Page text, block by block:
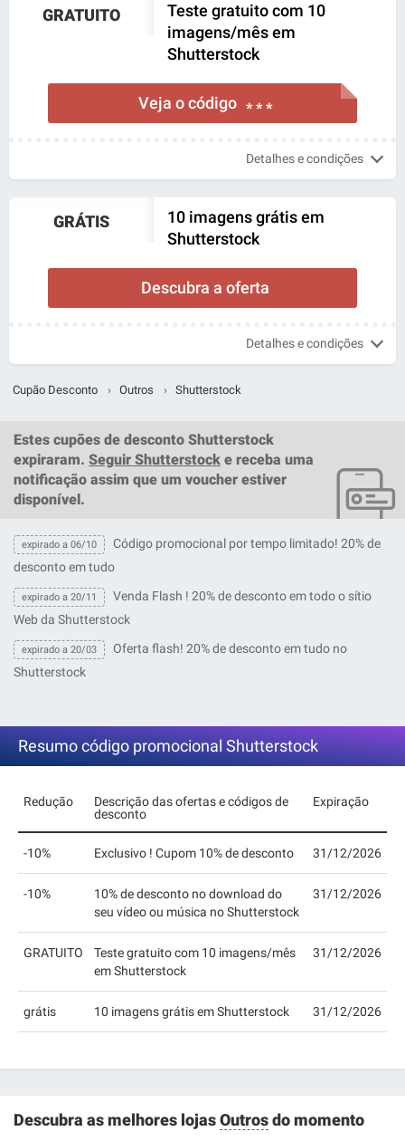
GRATUITO
Teste gratuito com 10
imagens/mês em
Shutterstock
Veja o código * * *
Detalhes e condições
GRÁTIS
10 imagens grátis em
Shutterstock
Descubra a oferta
Detalhes e condições
Cupão Desconto › Outros › Shutterstock
Estes cupões de desconto Shutterstock
expiraram. Seguir Shutterstock e receba uma
notificação assim que um voucher estiver
disponível.
expirado a 06/10
Código promocional por tempo limitado! 20% de
desconto em tudo
expirado a 20/11
Venda Flash ! 20% de desconto em todo o sítio
Web da Shutterstock
expirado a 20/03
Oferta flash! 20% de desconto em tudo no
Shutterstock
Resumo código promocional Shutterstock
Redução
Descrição das ofertas e códigos de
desconto
Expiração
-10% Exclusivo ! Cupom 10% de desconto 31/12/2026
-10%
10% de desconto no download do
seu vídeo ou música no Shutterstock
31/12/2026
GRATUITO
Teste gratuito com 10 imagens/mês
em Shutterstock
31/12/2026
grátis 10 imagens grátis em Shutterstock 31/12/2026
Descubra as melhores lojasOutrosdo momento